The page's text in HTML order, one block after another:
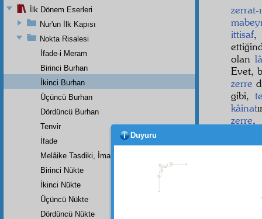
ittisaf
olan
Evet,
zerre
gibi,
kâinat
zerre
İlk Dönem Eserleri
Nur'un İlk Kapısı
Nokta Risalesi
İfade-i Meram
Birinci Burhan
İkinci Burhan
Üçüncü Burhan
Dördüncü Burhan
Tenvir
İfade
Melâike Tasdiki, İmanın Bir Rüknüdür
Birinci Nükte
İkinci Nükte
Üçüncü Nükte
Dördüncü Nükte
Duyuru